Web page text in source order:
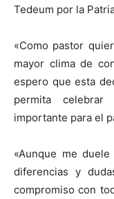
Tedeum por la
«Como pastor
mayor clima de
espero que esta
permita
importante para el
«Aunque me
diferencias y
compromiso con